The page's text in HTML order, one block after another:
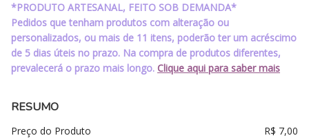
*PRODUTO ARTESANAL, FEITO SOB DEMANDA*
Pedidos que tenham produtos com alteração ou
personalizados, ou mais de 11 itens, poderão ter um acréscimo
de 5 dias úteis no prazo. Na compra de produtos diferentes,
prevalecerá o prazo mais longo. Clique aqui para saber mais
RESUMO
Preço do Produto R$ 7,00